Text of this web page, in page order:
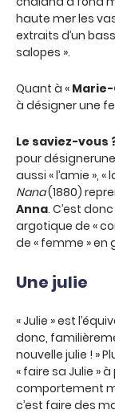
haute mer les
extraits d’un
salopes ».
Quant à «
à désigner une
Le saviez-vous
pour désignerune
aussi « l’amie »,
Nana(1880)
Anna. C’est
argotique de «
de « femme » en
Une julie
« Julie » est
donc,
nouvelle julie ! »
« faire sa Julie »
comportement
c’est faire des